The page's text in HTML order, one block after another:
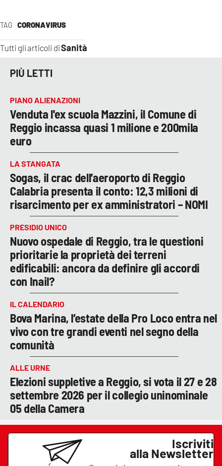
TAG CORONAVIRUS
Tutti gli articoli diSanità
PIÙ LETTI
PIANO ALIENAZIONI
Venduta l'ex scuola Mazzini, il Comune di
Reggio incassa quasi 1 milione e 200mila
euro
LA STANGATA
Sogas, il crac dell’aeroporto di Reggio
Calabria presenta il conto: 12,3 milioni di
risarcimento per ex amministratori – NOMI
PRESIDIO UNICO
Nuovo ospedale di Reggio, tra le questioni
prioritarie la proprietà dei terreni
edificabili: ancora da definire gli accordi
con Inail?
IL CALENDARIO
Bova Marina, l’estate della Pro Loco entra nel
vivo con tre grandi eventi nel segno della
comunità
ALLE URNE
Elezioni suppletive a Reggio, si vota il 27 e 28
settembre 2026 per il collegio uninominale
05 della Camera
Iscriviti
alla Newsletter